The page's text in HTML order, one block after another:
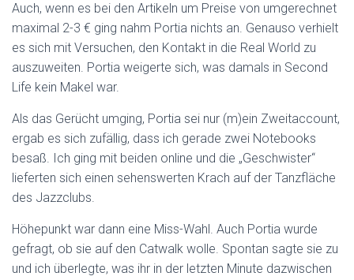
Auch, wenn es bei den Artikeln um Preise von umgerechnet
maximal 2-3 € ging nahm Portia nichts an. Genauso verhielt
es sich mit Versuchen, den Kontakt in die Real World zu
auszuweiten. Portia weigerte sich, was damals in Second
Life kein Makel war.
Als das Gerücht umging, Portia sei nur (m)ein Zweitaccount,
ergab es sich zufällig, dass ich gerade zwei Notebooks
besaß. Ich ging mit beiden online und die „Geschwister“
lieferten sich einen sehenswerten Krach auf der Tanzfläche
des Jazzclubs.
Höhepunkt war dann eine Miss-Wahl. Auch Portia wurde
gefragt, ob sie auf den Catwalk wolle. Spontan sagte sie zu
und ich überlegte, was ihr in der letzten Minute dazwischen